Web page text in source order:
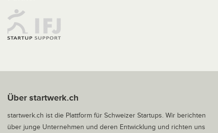
Über startwerk.ch
startwerk.ch ist die Plattform für Schweizer Startups. Wir berichten
über junge Unternehmen und deren Entwicklung und richten uns